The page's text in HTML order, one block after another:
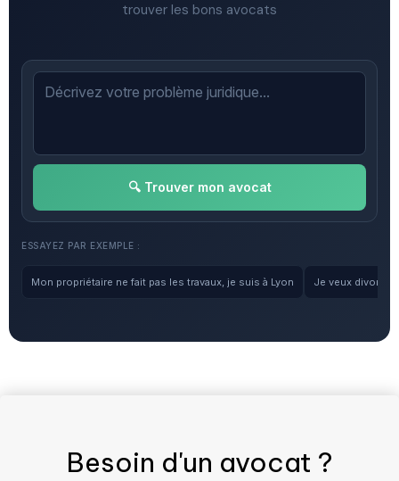
trouver les bons avocats
🔍 Trouver mon avocat
ESSAYEZ PAR EXEMPLE :
Mon propriétaire ne fait pas les travaux, je suis à Lyon Je veux
Besoin d'un avocat ?